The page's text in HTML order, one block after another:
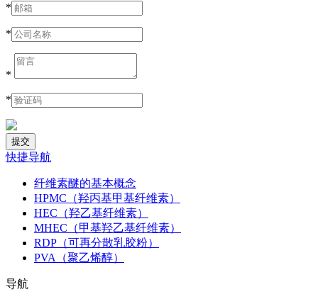
*
*
*
*
快捷导航
纤维素醚的基本概念
HPMC（羟丙基甲基纤维素）
HEC（羟乙基纤维素）
MHEC（甲基羟乙基纤维素）
RDP（可再分散乳胶粉）
PVA（聚乙烯醇）
导航